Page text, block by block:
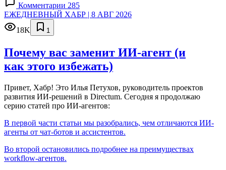
Комментарии 285
ЕЖЕДНЕВНЫЙ ХАБР | 8 АВГ 2026
18K
1
Почему вас заменит ИИ‑агент (и
как этого избежать)
Привет, Хабр! Это Илья Петухов, руководитель проектов
развития ИИ-решений в Directum. Сегодня я продолжаю
серию статей про ИИ-агентов:
В первой части статьи мы разобрались, чем отличаются ИИ-
агенты от чат-ботов и ассистентов.
Во второй остановились подробнее на преимуществах
workflow-агентов.